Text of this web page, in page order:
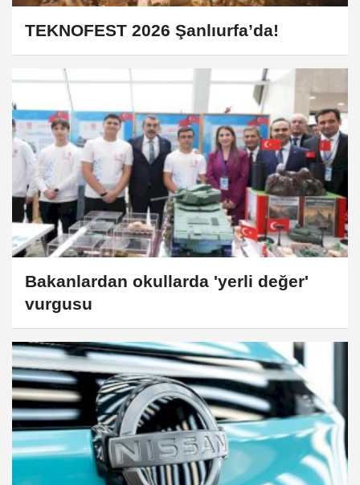
TEKNOFEST 2026 Şanlıurfa’da!
Bakanlardan okullarda 'yerli değer'
vurgusu